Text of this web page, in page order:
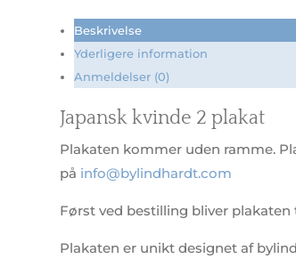
Beskrivelse
Yderligere information
Anmeldelser (0)
Japansk kvinde 2 plakat
Plakaten kommer uden ramme.
på info@bylindhardt.com
Først ved bestilling bliver
Plakaten er unikt designet af